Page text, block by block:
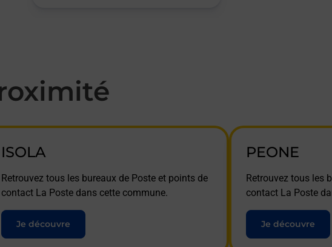
ISOLA
Retrouvez tous les bureaux de Poste et points de
contact La Poste dans cette commune.
Je découvre
PEONE
Retrouvez tous les
contact La Poste
Je découvre